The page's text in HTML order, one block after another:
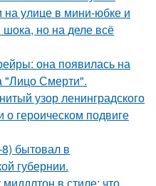
улице в мини-юбке и
шока, но на деле всё
она появилась на
"Лицо Смерти".
узор ленинградского
героическом подвиге
бытовал в
губернии.